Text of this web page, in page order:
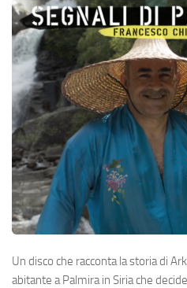
Un disco che racconta la storia di
abitante a Palmira in Siria che